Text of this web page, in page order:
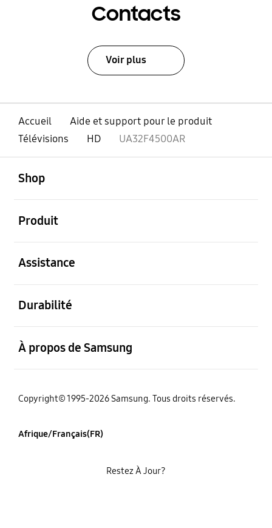
Contacts
Voir plus
Accueil
Aide et support pour le produit
Télévisions
HD UA32F4500AR
Shop
Produit
Assistance
Durabilité
À propos de Samsung
Copyright© 1995-2026 Samsung. Tous droits réservés.
Afrique/Français(FR)
Restez À Jour?